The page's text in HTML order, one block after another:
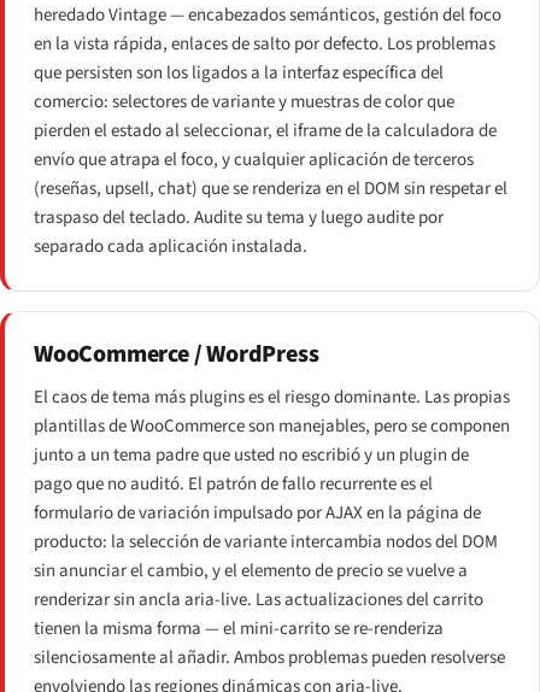
heredado Vintage — encabezados semánticos, gestión del foco
en la vista rápida, enlaces de salto por defecto. Los problemas
que persisten son los ligados a la interfaz específica del
comercio: selectores de variante y muestras de color que
pierden el estado al seleccionar, el iframe de la calculadora de
envío que atrapa el foco, y cualquier aplicación de terceros
(reseñas, upsell, chat) que se renderiza en el DOM sin respetar el
traspaso del teclado. Audite su tema y luego audite por
separado cada aplicación instalada.
WooCommerce / WordPress
El caos de tema más plugins es el riesgo dominante. Las propias
plantillas de WooCommerce son manejables, pero se componen
junto a un tema padre que usted no escribió y un plugin de
pago que no auditó. El patrón de fallo recurrente es el
formulario de variación impulsado por AJAX en la página de
producto: la selección de variante intercambia nodos del DOM
sin anunciar el cambio, y el elemento de precio se vuelve a
renderizar sin ancla aria-live. Las actualizaciones del carrito
tienen la misma forma — el mini-carrito se re-renderiza
silenciosamente al añadir. Ambos problemas pueden resolverse
envolviendo las regiones dinámicas con aria-live.